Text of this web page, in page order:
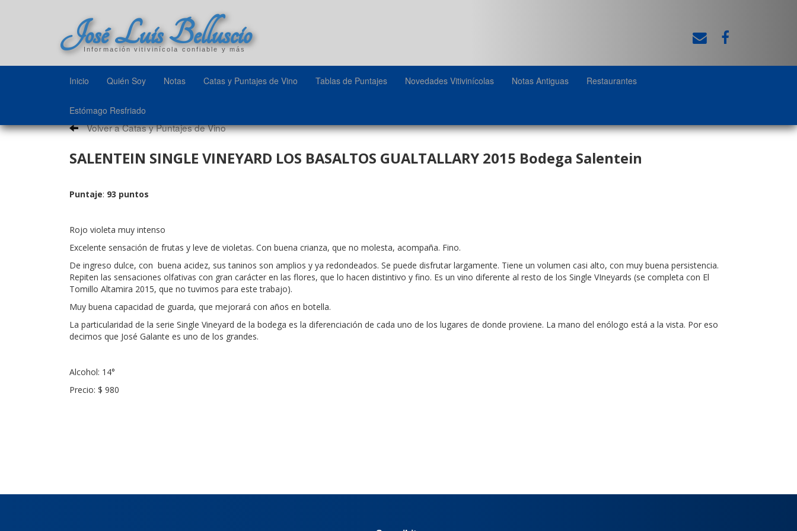
José Luis Belluscio
Información vitivinícola confiable y más
Inicio Quién Soy Notas Catas y Puntajes de Vino Tablas de Puntajes Novedades Vitivinícolas Notas Antiguas Restaurantes
Estómago Resfriado
Volver a Catas y Puntajes de Vino
SALENTEIN SINGLE VINEYARD LOS BASALTOS GUALTALLARY 2015 Bodega Salentein
Puntaje: 93 puntos
Rojo violeta muy intenso
Excelente sensación de frutas y leve de violetas. Con buena crianza, que no molesta, acompaña. Fino.
De ingreso dulce, con buena acidez, sus taninos son amplios y ya redondeados. Se puede disfrutar largamente. Tiene un volumen casi alto, con muy buena persistencia.
Repiten las sensaciones olfativas con gran carácter en las flores, que lo hacen distintivo y fino. Es un vino diferente al resto de los Single VIneyards (se completa con El
Tomillo Altamira 2015, que no tuvimos para este trabajo).
Muy buena capacidad de guarda, que mejorará con años en botella.
La particularidad de la serie Single Vineyard de la bodega es la diferenciación de cada uno de los lugares de donde proviene. La mano del enólogo está a la vista. Por eso
decimos que José Galante es uno de los grandes.
Alcohol: 14°
Precio: $ 980